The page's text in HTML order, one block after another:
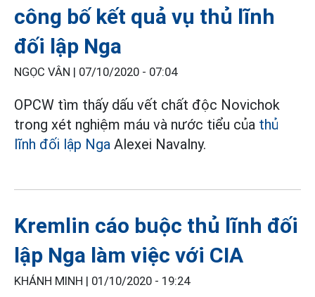
công bố kết quả vụ thủ lĩnh
đối lập Nga
NGỌC VÂN | 07/10/2020 - 07:04
OPCW tìm thấy dấu vết chất độc Novichok
trong xét nghiệm máu và nước tiểu của thủ
lĩnh đối lập Nga Alexei Navalny.
Kremlin cáo buộc thủ lĩnh đối
lập Nga làm việc với CIA
KHÁNH MINH | 01/10/2020 - 19:24